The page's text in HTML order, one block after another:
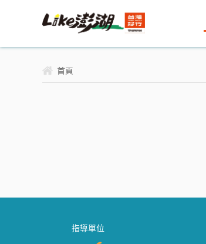
首頁
指導單位